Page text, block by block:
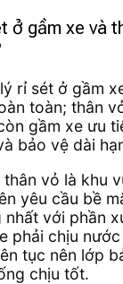
ở gầm xe và
rỉ sét ở gầm
toàn; thân
gầm xe ưu
bảo vệ dài
vỏ là khu
yêu cầu bề
với phần
phải chịu
tục nên lớp
chịu tốt.